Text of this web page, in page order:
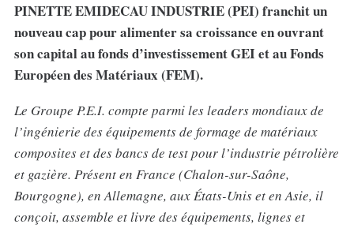
PINETTE EMIDECAU INDUSTRIE (PEI) franchit un
nouveau cap pour alimenter sa croissance en ouvrant
son capital au fonds d’investissement GEI et au Fonds
Européen des Matériaux (FEM).
Le Groupe P.E.I. compte parmi les leaders mondiaux de
l’ingénierie des équipements de formage de matériaux
composites et des bancs de test pour l’industrie pétrolière
et gazière. Présent en France (Chalon-sur-Saône,
Bourgogne), en Allemagne, aux États-Unis et en Asie, il
conçoit, assemble et livre des équipements, lignes et